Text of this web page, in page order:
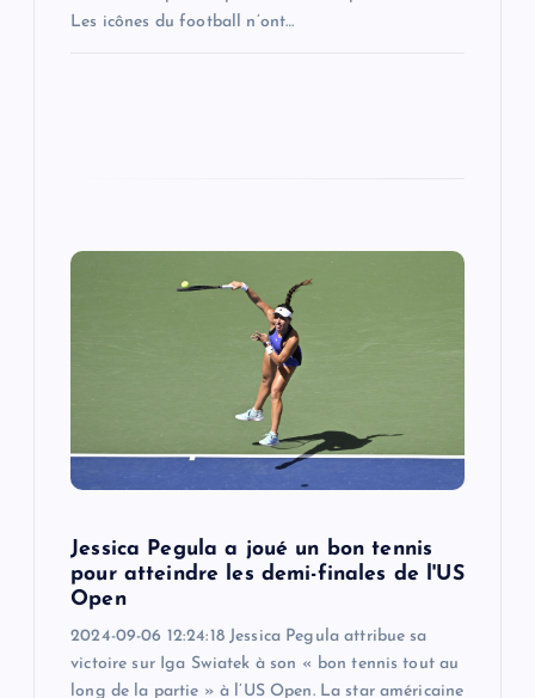
Les icônes du football n’ont…
Jessica Pegula a joué un bon tennis
pour atteindre les demi-finales de l'US
Open
2024-09-06 12:24:18 Jessica Pegula attribue sa
victoire sur Iga Swiatek à son « bon tennis tout au
long de la partie » à l’US Open. La star américaine